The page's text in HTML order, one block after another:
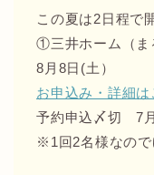
この夏は2日程で
①三井ホーム（ま
8月8日(土）
お申込み・詳細は
予約申込〆切 7
※1回2名様なので